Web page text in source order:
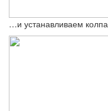
…и устанавливаем